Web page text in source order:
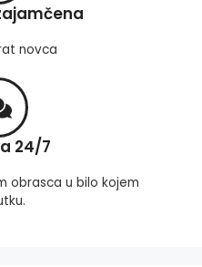
novca
24/7
obrasca u bilo kojem